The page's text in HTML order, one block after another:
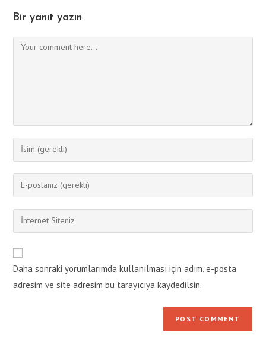
Bir yanıt yazın
Comment
Enter
your
name
comment
Enter
your
email
address
Enter
your
URL
(optional)
Daha sonraki yorumlarımda kullanılması için adım, e-posta
adresim ve site adresim bu tarayıcıya kaydedilsin.